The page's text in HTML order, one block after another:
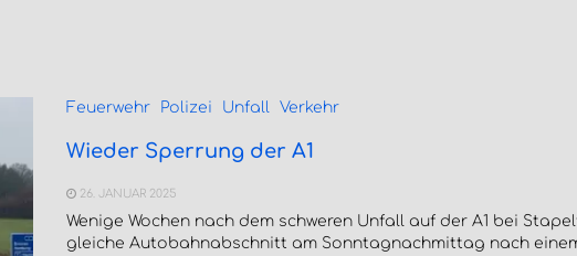
Feuerwehr Polizei Unfall Verkehr
Wieder Sperrung der A1
26. JANUAR 2025
Wenige Wochen nach dem schweren Unfall auf der A1 bei
gleiche Autobahnabschnitt am Sonntagnachmittag nach